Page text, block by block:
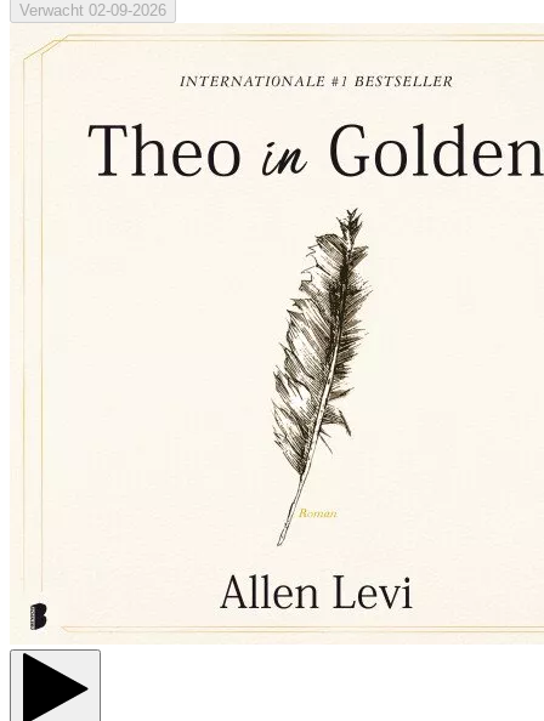
Verwacht 02-09-2026